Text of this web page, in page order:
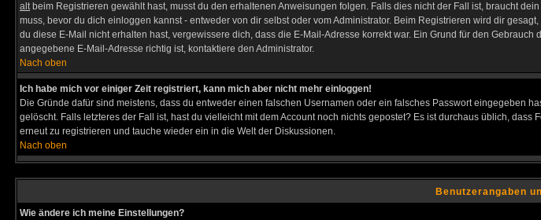
altbeim Registrieren gewählt hast, musst du den erhaltenen Anweisungen folgen. Falls dies nicht der Fall ist, braucht
muss, bevor du dich einloggen kannst - entweder von dir selbst oder vom Administrator. Beim Registrieren wird dir
du diese E-Mail nicht erhalten hast, vergewissere dich, dass die E-Mail-Adresse korrekt war. Ein Grund für den
angegebene E-Mail-Adresse richtig ist, kontaktiere den Administrator.
Nach oben
Ich habe mich vor einiger Zeit registriert, kann mich aber nicht mehr einloggen!
Die Gründe dafür sind meistens, dass du entweder einen falschen Usernamen oder ein falsches Passwort eingegeben
gelöscht. Falls letzteres der Fall ist, hast du vielleicht mit dem Account noch nichts gepostet? Es ist durchaus üblich,
erneut zu registrieren und tauche wieder ein in die Welt der Diskussionen.
Nach oben
Benutzerangaben
Wie ändere ich meine Einstellungen?